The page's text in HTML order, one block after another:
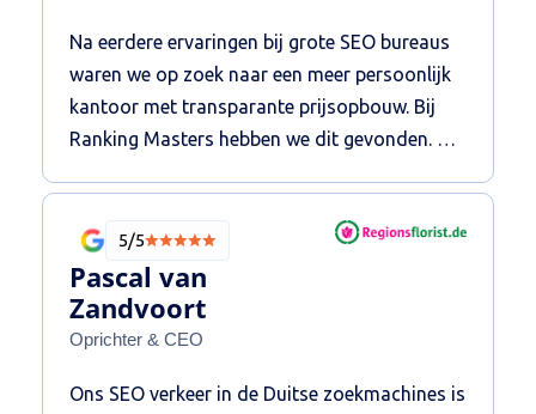
Na eerdere ervaringen bij grote SEO bureaus
waren we op zoek naar een meer persoonlijk
kantoor met transparante prijsopbouw. Bij
Ranking Masters hebben we dit gevonden. De
zetten die buiten het contract vallen, is groot.
Tegen scherpe tarieven wordt er goed werk
geleverd en worden aan de hand van een
strategisch plan, maandelijks de acties
kwantitatieve groei van de website en
5/5
Pascal van
Zandvoort
Oprichter & CEO
Ons SEO verkeer in de Duitse zoekmachines is